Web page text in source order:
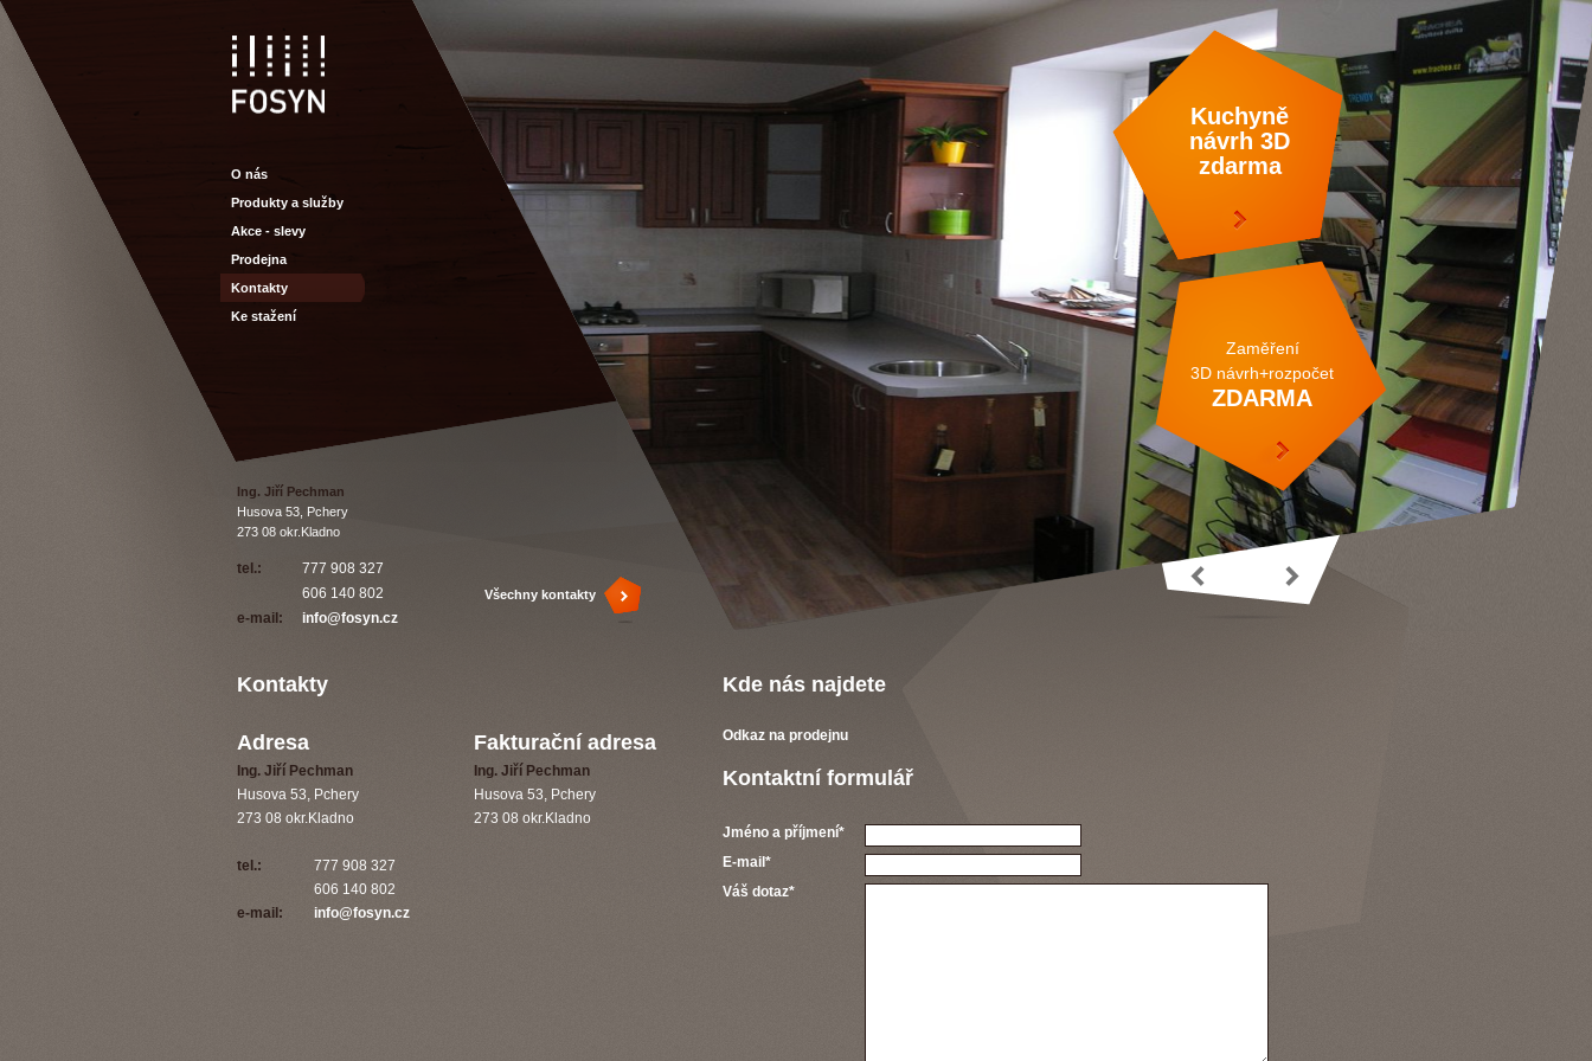
O nás
Produkty a služby
Akce - slevy
Prodejna
Kontakty
Ke stažení
Všechny kontakty
Ing. Jiří Pechman
Husova 53, Pchery
273 08 okr.Kladno
tel .:
777 908 327
606 140 802
e-mail:
info@fosyn.cz
Kuchyně
návrh 3D
zdarma
Zaměření
3D návrh+rozpočet
ZDARMA
Kontakty
Adresa Fakturační adresa
Ing. Jiří Pechman Ing. Jiří Pechman
Husova 53, Pchery Husova 53, Pchery
273 08 okr.Kladno 273 08 okr.Kladno
tel .:
777 908 327
606 140 802
e-mail:
info@fosyn.cz
Kde nás najdete
Odkaz na prodejnu
Kontaktní formulář
Jméno a příjmení*
E-mail*
Váš dotaz*